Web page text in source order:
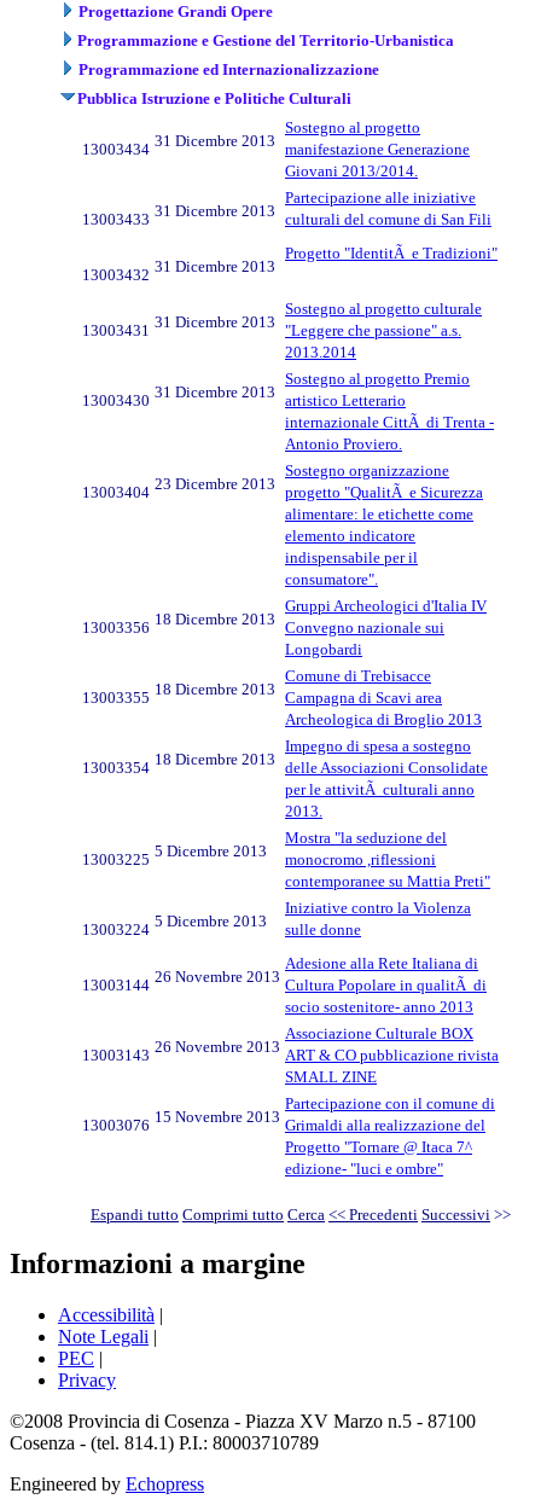
Progettazione Grandi Opere
Programmazione e Gestione del Territorio-Urbanistica
Programmazione ed Internazionalizzazione
Pubblica Istruzione e Politiche Culturali
13003434 31 Dicembre 2013
Sostegno al progetto
manifestazione Generazione
Giovani 2013/2014.
13003433 31 Dicembre 2013
Partecipazione alle iniziative
culturali del comune di San Fili
13003432 31 Dicembre 2013
Progetto "IdentitÃ e Tradizioni"
13003431 31 Dicembre 2013
Sostegno al progetto culturale
"Leggere che passione" a.s.
2013.2014
13003430 31 Dicembre 2013
Sostegno al progetto Premio
artistico Letterario
internazionale CittÃ di Trenta -
Antonio Proviero.
13003404 23 Dicembre 2013
Sostegno organizzazione
progetto "QualitÃ e Sicurezza
alimentare: le etichette come
elemento indicatore
indispensabile per il
consumatore".
13003356 18 Dicembre 2013
Gruppi Archeologici d'Italia IV
Convegno nazionale sui
Longobardi
13003355 18 Dicembre 2013
Comune di Trebisacce
Campagna di Scavi area
Archeologica di Broglio 2013
13003354 18 Dicembre 2013
Impegno di spesa a sostegno
delle Associazioni Consolidate
per le attivitÃ culturali anno
2013.
13003225 5 Dicembre 2013
Mostra "la seduzione del
monocromo ,riflessioni
contemporanee su Mattia Preti"
13003224 5 Dicembre 2013
Iniziative contro la Violenza
sulle donne
13003144 26 Novembre 2013
Adesione alla Rete Italiana di
Cultura Popolare in qualitÃ di
socio sostenitore- anno 2013
13003143 26 Novembre 2013
Associazione Culturale BOX
ART & CO pubblicazione rivista
SMALL ZINE
13003076 15 Novembre 2013
Partecipazione con il comune di
Grimaldi alla realizzazione del
Progetto "Tornare @ Itaca 7^
edizione- "luci e ombre"
Espandi tutto Comprimi tutto Cerca << Precedenti Successivi >>
Informazioni a margine
Accessibilità |
Note Legali |
PEC |
Privacy
©2008 Provincia di Cosenza - Piazza XV Marzo n.5 - 87100
Cosenza - (tel. 814.1) P.I.: 80003710789
Engineered by Echopress